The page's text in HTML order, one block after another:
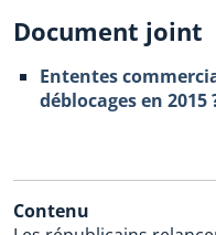
Document joint
Ententes
déblocages en 2015
Contenu